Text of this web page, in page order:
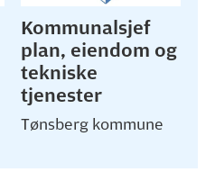
Kommunalsjef
plan, eiendom og
tekniske
tjenester
Tønsberg kommune